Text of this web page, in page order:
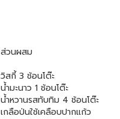
ส่วนผสม
วิสกี้ 3 ช้อนโต๊ะ
น้ำมะนาว 1 ช้อนโต๊ะ
น้ำหวานรสทับทิม 4 ช้อนโต๊ะ
เกลือป่นใช้เคลือบปากแก้ว